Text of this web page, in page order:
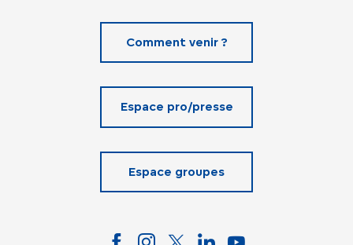
Comment venir ?
Espace pro/presse
Espace groupes